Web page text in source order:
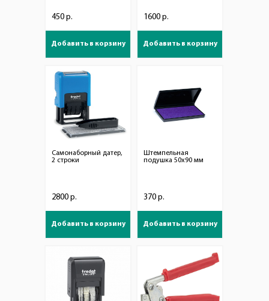
450 р.
Добавить в корзину
1600 р.
Добавить в корзину
Самонаборный датер,
2 строки
2800 р.
Добавить в корзину
Штемпельная
подушка 50х90 мм
370 р.
Добавить в корзину